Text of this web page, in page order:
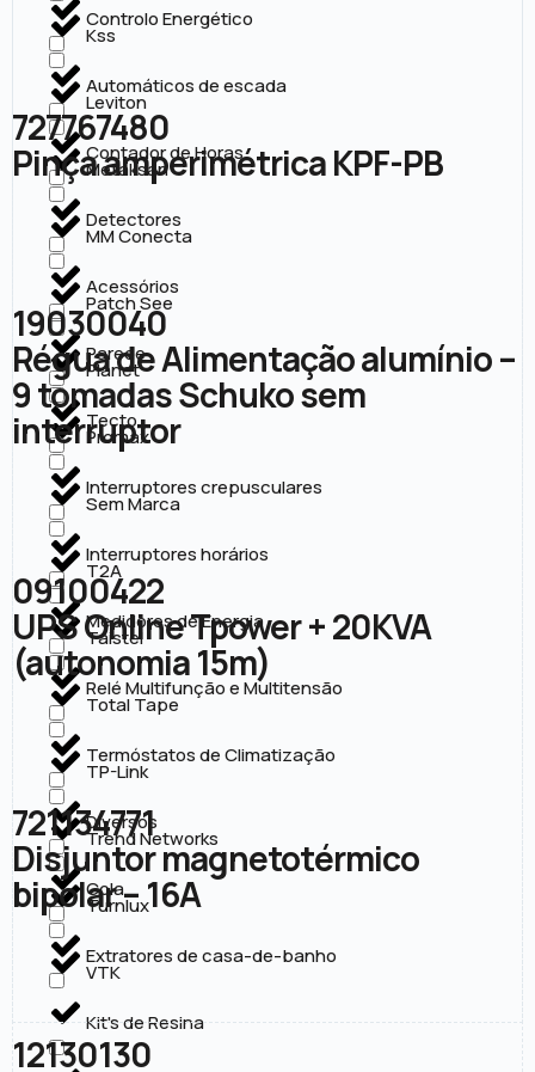
Controlo Energético
Automáticos de escada
Contador de Horas
Detectores
Acessórios
Parede
Tecto
Interruptores crepusculares
Interruptores horários
Medidores de Energia
Relé Multifunção e Multitensão
Termóstatos de Climatização
Diversos
Cola
Extratores de casa-de-banho
Kit's de Resina
Kss
Leviton
Metaksan
MM Conecta
Patch See
Planet
Promax
Sem Marca
T2A
Taistel
Total Tape
TP-Link
Trend Networks
Turnlux
VTK
727767480
Pinça amperimétrica KPF-PB
19030040
Régua de Alimentação alumínio –
9 tomadas Schuko sem
interruptor
09100422
UPS Online Tpower + 20KVA
(autonomia 15m)
721134771
Disjuntor magnetotérmico
bipolar – 16A
12130130